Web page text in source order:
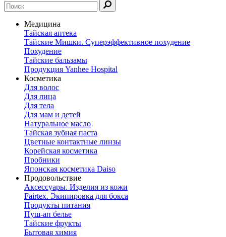
Медицина
Тайская аптека
Тайские Мишки. Суперэффективное похудение
Похудение
Тайские бальзамы
Продукция Yanhee Hospital
Косметика
Для волос
Для лица
Для тела
Для мам и детей
Натуральное масло
Тайская зубная паста
Цветные контактные линзы
Корейская косметика
Пробники
Японская косметика Daiso
Продовольствие
Аксессуары. Изделия из кожи
Fairtex. Экипировка для бокса
Продукты питания
Пуш-ап белье
Тайские фрукты
Бытовая химия